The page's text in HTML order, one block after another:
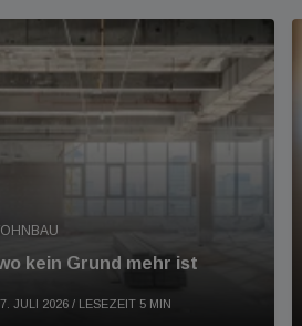
kein Grund mehr ist
JULI 2026 / LESEZEIT 5 MIN